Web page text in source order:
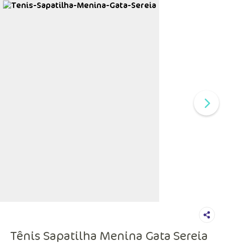
Tênis Sapatilha Menina Gata Sereia